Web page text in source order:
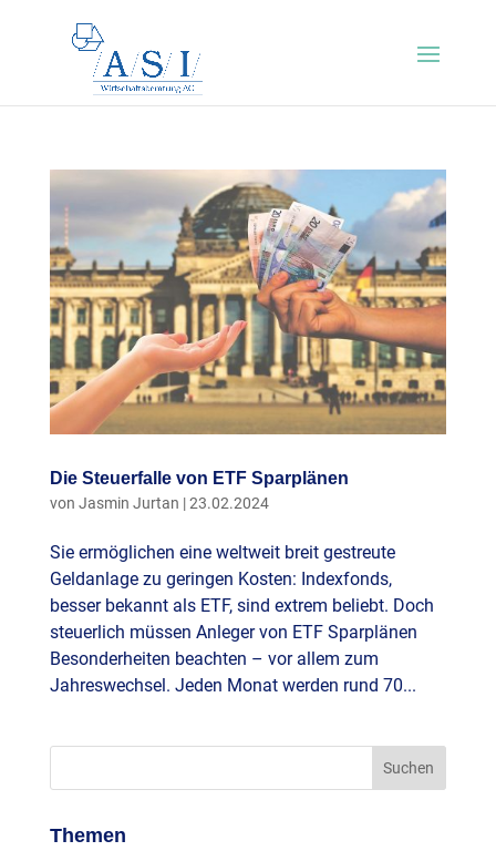
Die Steuerfalle von ETF Sparplänen
von Jasmin Jurtan |23.02.2024
Sie ermöglichen eine weltweit breit gestreute
Geldanlage zu geringen Kosten: Indexfonds,
besser bekannt als ETF, sind extrem beliebt. Doch
steuerlich müssen Anleger von ETF Sparplänen
Besonderheiten beachten – vor allem zum
Jahreswechsel. Jeden Monat werden rund 70...
Themen